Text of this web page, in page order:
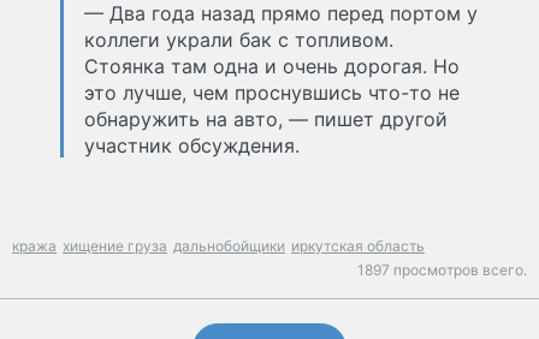
— Два года назад прямо перед портом у
коллеги украли бак с топливом.
Стоянка там одна и очень дорогая. Но
это лучше, чем проснувшись что-то не
обнаружить на авто, — пишет другой
участник обсуждения.
кража хищение груза дальнобойщики иркутская область
1897 просмотров всего.